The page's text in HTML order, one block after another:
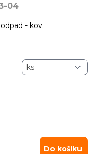
04
- kov.
Do košíku